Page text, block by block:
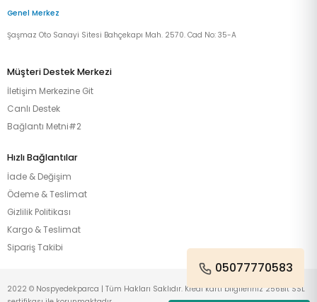
Genel Merkez
Şaşmaz Oto Sanayi Sitesi Bahçekapı Mah. 2570. Cad No: 35-A
Müşteri Destek Merkezi
İletişim Merkezine Git
Canlı Destek
Bağlantı Metni#2
Hızlı Bağlantılar
İade & Değişim
Ödeme & Teslimat
Gizlilik Politikası
Kargo & Teslimat
Sipariş Takibi
05077770583
2022 © Nospyedekparca | Tüm Hakları Saklıdır. Kredi kartı bilgileriniz 256Bit SSL